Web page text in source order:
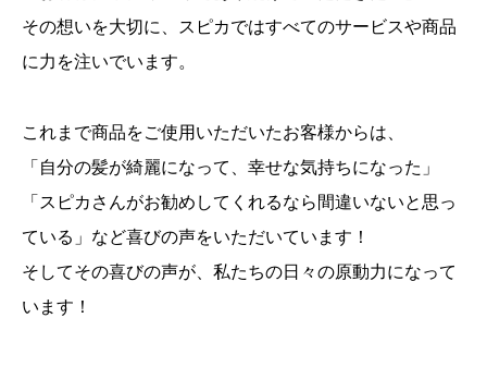
その想いを大切に、スピカではすべてのサービスや商品
に力を注いでいます。
これまで商品をご使用いただいたお客様からは、
「自分の髪が綺麗になって、幸せな気持ちになった」
「スピカさんがお勧めしてくれるなら間違いないと思っ
ている」など喜びの声をいただいています！
そしてその喜びの声が、私たちの日々の原動力になって
います！